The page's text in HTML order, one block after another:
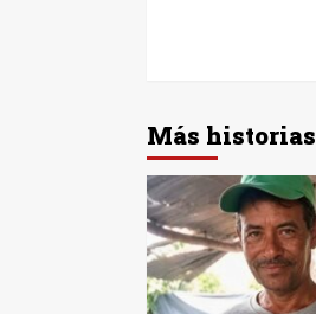
Más historias